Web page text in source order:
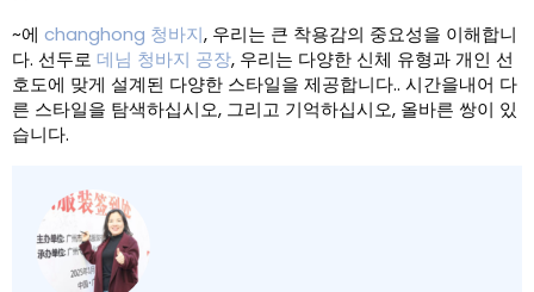
~에 changhong 청바지, 우리는 큰 착용감의 중요성을 이해합니
다. 선두로 데님 청바지 공장, 우리는 다양한 신체 유형과 개인 선
호도에 맞게 설계된 다양한 스타일을 제공합니다.. 시간을내어 다
른 스타일을 탐색하십시오, 그리고 기억하십시오, 올바른 쌍이 있
습니다.